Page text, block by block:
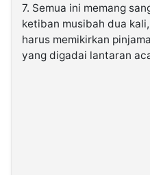
7. Semua ini memang
ketiban musibah dua
harus memikirkan
yang digadai lantaran